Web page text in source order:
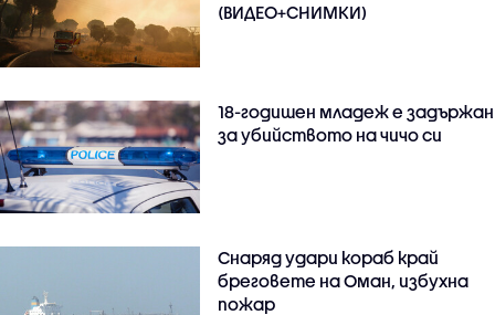
(ВИДЕО+СНИМКИ)
18-годишен младеж е задържан
за убийството на чичо си
Снаряд удари кораб край
бреговете на Оман, избухна
пожар